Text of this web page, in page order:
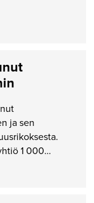
ja sen
1 000…